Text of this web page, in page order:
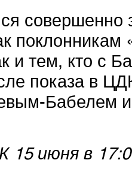
совершенно
поклонникам
и тем, кто с
показа в
Бабелем
июня в